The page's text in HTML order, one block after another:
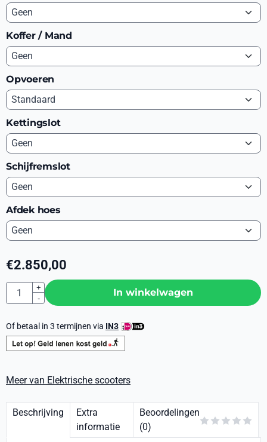
Koffer / Mand
Opvoeren
Kettingslot
Schijfremslot
Afdek hoes
€2.850,00
Aantal
+
-
In winkelwagen
Of betaal in 3 termijnen via IN3
Meer van Elektrische scooters
Beschrijving
Extra
informatie
Beoordelingen
(0)